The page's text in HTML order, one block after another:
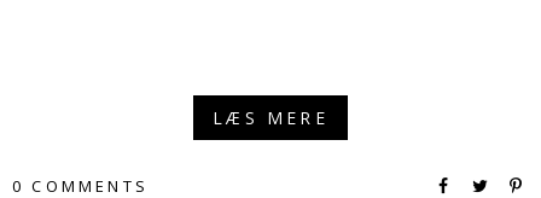
LÆS MERE
0 COMMENTS